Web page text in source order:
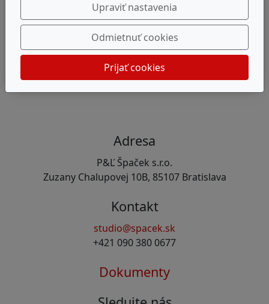
Adresa
P&Ľ Špaček s.r.o.
Zuzany Chalupovej 10B, 85107 Bratislava
Kontakt
studio@spacek.sk
+421 090 380 0677
Dokumenty
Upraviť nastavenia
Odmietnuť cookies
Prijať cookies